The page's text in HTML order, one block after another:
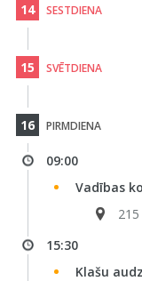
14 SESTDIENA
15 SVĒTDIENA
16 PIRMDIENA
09:00
Vadības
215
15:30
Klašu